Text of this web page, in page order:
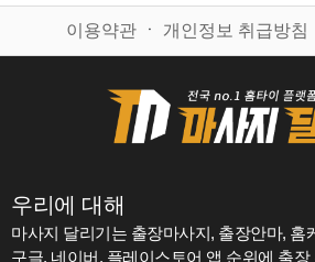
이용약관 ㆍ 개인정보 취급방침
우리에 대해
마사지 달리기는 출장마사지, 출장안마, 홈
구글, 네이버, 플레이스토어 앱 순위에 출